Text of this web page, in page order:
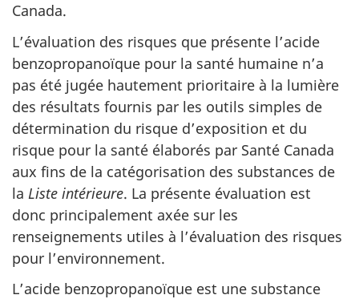
Canada.
L’évaluation des risques que présente l’acide
benzopropanoïque pour la santé humaine n’a
pas été jugée hautement prioritaire à la lumière
des résultats fournis par les outils simples de
détermination du risque d’exposition et du
risque pour la santé élaborés par Santé Canada
aux fins de la catégorisation des substances de
la Liste intérieure. La présente évaluation est
donc principalement axée sur les
renseignements utiles à l’évaluation des risques
pour l’environnement.
L’acide benzopropanoïque est une substance